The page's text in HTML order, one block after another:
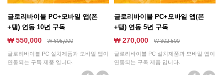
글로리바이블 PC+모바일 앱(폰
+탭) 연동 10년 구독
₩ 550,000 ₩605,000
글로리바이블 PC 설치제품과 모바일 앱이
연동되는 구독 제품 입니다.
글로리바이블 PC+모바일 앱(폰
+탭) 연동 5년 구독
₩ 270,000 ₩302,500
글로리바이블 PC 설치제품과 모바일 앱이
연동되는 구독 제품 입니다.